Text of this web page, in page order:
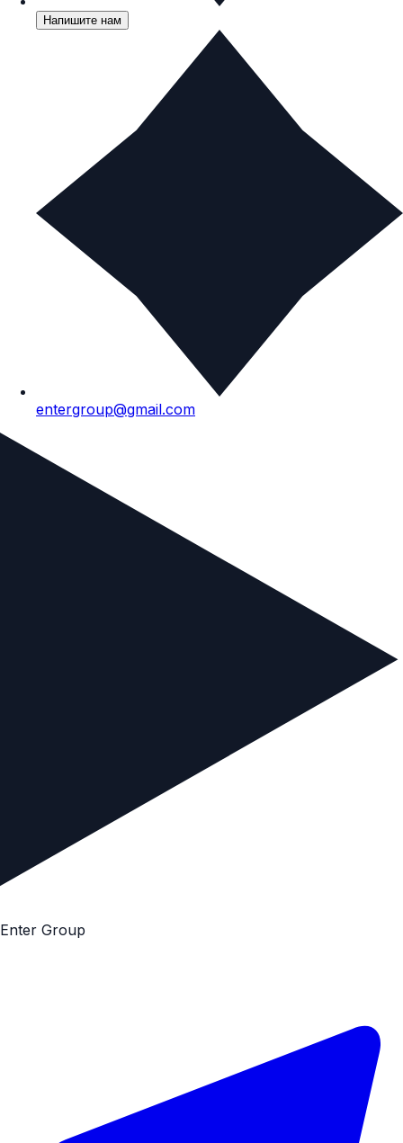
Напишите нам
entergroup@gmail.com
Enter Group